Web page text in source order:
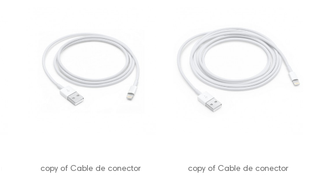
copy of Cable de conector
copy of Cable de conector